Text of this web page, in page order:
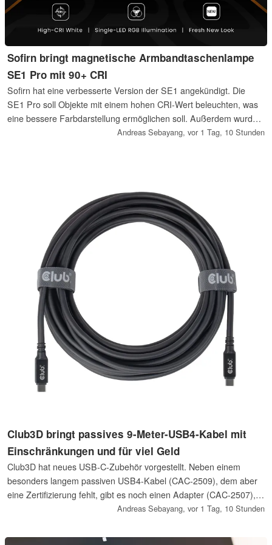
Sofirn bringt magnetische Armbandtaschenlampe
SE1 Pro mit 90+ CRI
Sofirn hat eine verbesserte Version der SE1 angekündigt. Die
SE1 Pro soll Objekte mit einem hohen CRI-Wert beleuchten, was
eine bessere Farbdarstellung ermöglichen soll. Außerdem wurde
auf 5.000 Kelvin gewechselt. Beim Gewicht gibt es eine leichte
Andreas Sebayang, vor 1 Tag, 10 Stunden
Club3D bringt passives 9-Meter-USB4-Kabel mit
Einschränkungen und für viel Geld
Club3D hat neues USB-C-Zubehör vorgestellt. Neben einem
besonders langem passiven USB4-Kabel (CAC-2509), dem aber
eine Zertifizierung fehlt, gibt es noch einen Adapter (CAC-2507),
um zwei Kabel aneinanderzukoppeln.Andreas Sebayang, vor 1 Tag, 10 Stunden